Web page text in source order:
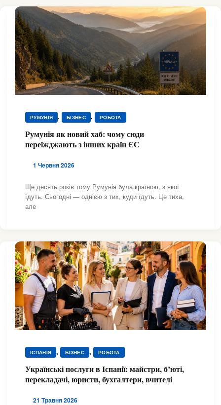
РУМУНІЯ , БІЗНЕС , РОБОТА
Румунія як новий хаб: чому сюди
переїжджають з інших країн ЄС
1 Червня 2026
Ще десять років тому Румунія була країною, з якої
їдуть. Сьогодні — однією з тих, куди їдуть. Це тиха,
але
ІСПАНІЯ , БІЗНЕС , РОБОТА
Українські послуги в Іспанії: майстри, б’юті,
перекладачі, юристи, бухгалтери, вчителі
21 Травня 2026